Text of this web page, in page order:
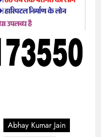
Abhay Kumar Jain